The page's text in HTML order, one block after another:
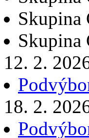
Skupina
Skupina
12. 2.
18. 2.